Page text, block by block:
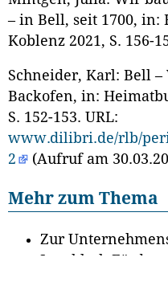
– in Bell, seit 1700, in:
Koblenz 2021, S. 156-
Schneider, Karl: Bell –
Backofen, in:
S. 152-153. URL:
www.dilibri.de/rlb/
2
(Aufruf am
Mehr zum Thema
Zur
Jungbluth